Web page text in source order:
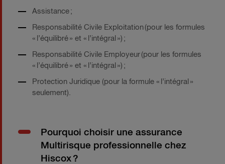
Assistance ;
Responsabilité Civile Exploitation (pour les formules
« l’équilibré » et « l’intégral ») ;
Responsabilité Civile Employeur (pour les formules
« l’équilibré » et « l’intégral ») ;
Protection Juridique (pour la formule « l’intégral »
seulement).
Pourquoi choisir une assurance
Multirisque professionnelle chez
Hiscox ?